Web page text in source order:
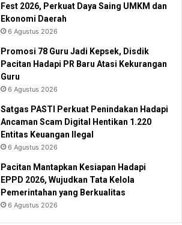
Fest 2026, Perkuat Daya Saing UMKM dan
Ekonomi Daerah
6 Agustus 2026
Promosi 78 Guru Jadi Kepsek, Disdik
Pacitan Hadapi PR Baru Atasi Kekurangan
Guru
6 Agustus 2026
Satgas PASTI Perkuat Penindakan Hadapi
Ancaman Scam Digital Hentikan 1.220
Entitas Keuangan Ilegal
6 Agustus 2026
Pacitan Mantapkan Kesiapan Hadapi
EPPD 2026, Wujudkan Tata Kelola
Pemerintahan yang Berkualitas
6 Agustus 2026